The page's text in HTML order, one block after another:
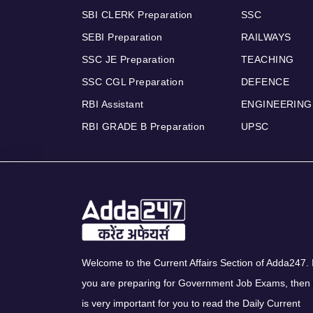
SBI CLERK Preparation
SEBI Preparation
SSC JE Preparation
SSC CGL Preparation
RBI Assistant
RBI GRADE B Preparation
SSC
RAILWAYS
TEACHING
DEFENCE
ENGINEERING
UPSC
Welcome to the Current Affairs Section of Adda247.
you are preparing for Government Job Exams, then
is very important for you to read the Daily Current